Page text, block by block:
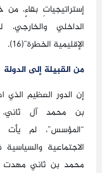
إستراتيجياتِ بقاءٍ، من
الداخلي والخارجي،
الإقليمية الخطرة”(16).
من القبيلة إلى الدولة
إن الدور العظيم
بن محمد آل
“المؤسس”، لم يأت
الاجتماعية
محمد بن ثاني مهدت